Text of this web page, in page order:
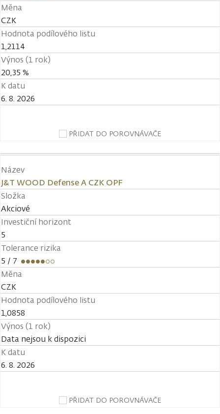
Měna
CZK
Hodnota podílového listu
1,2114
Výnos (1 rok)
20,35 %
K datu
6. 8. 2026
PŘIDAT DO POROVNÁVAČE
Název
J&T WOOD Defense A CZK OPF
Složka
Akciové
Investiční horizont
5
Tolerance rizika
5 / 7
Měna
CZK
Hodnota podílového listu
1,0858
Výnos (1 rok)
Data nejsou k dispozici
K datu
6. 8. 2026
PŘIDAT DO POROVNÁVAČE